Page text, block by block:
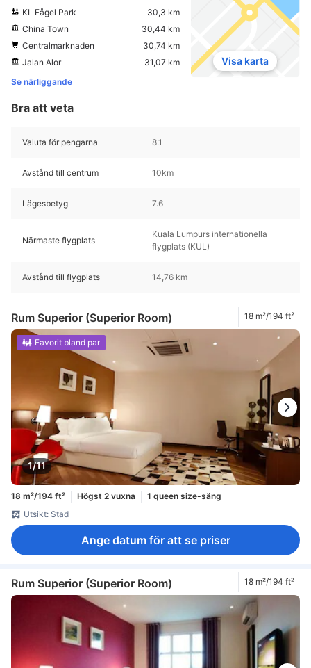
KL Fågel Park
30,3 km
China Town
30,44 km
Centralmarknaden
30,74 km
Jalan Alor
31,07 km
Se närliggande
Visa karta
Bra att veta
Valuta för pengarna 8.1
Avstånd till centrum 10km
Lägesbetyg 7.6
Närmaste flygplats
Kuala Lumpurs internationella
flygplats (KUL)
Avstånd till flygplats 14,76 km
Rum Superior (Superior Room) 18 m²/194 ft²
1/11
Favorit bland par
18 m²/194 ft² Högst 2 vuxna
1 queen size-säng
Utsikt: Stad
Ange datum för att se priser
Rum Superior (Superior Room) 18 m²/194 ft²